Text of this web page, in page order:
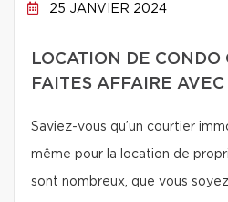
25 JANVIER 2024
LOCATION DE CONDO
FAITES AFFAIRE
Saviez-vous qu’un courtier
même pour la location de
sont nombreux, que vous